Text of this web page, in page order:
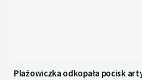
Plażowiczka odkopała pocisk